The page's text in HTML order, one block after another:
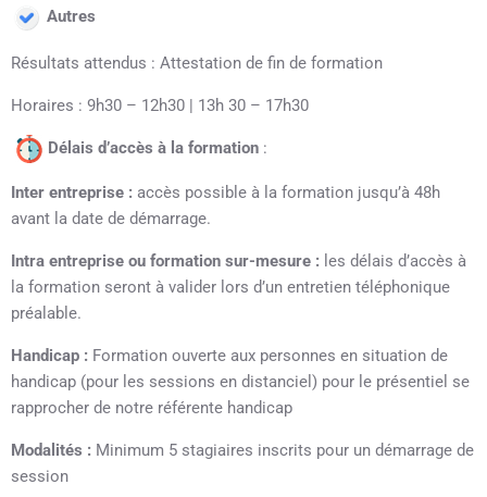
Autres
Résultats attendus : Attestation de fin de formation
Horaires : 9h30 – 12h30 | 13h 30 – 17h30
Délais d’accès à la formation :
Inter entreprise : accès possible à la formation jusqu’à 48h
avant la date de démarrage.
Intra entreprise ou formation sur-mesure : les délais d’accès à
la formation seront à valider lors d’un entretien téléphonique
préalable.
Handicap : Formation ouverte aux personnes en situation de
handicap (pour les sessions en distanciel) pour le présentiel se
rapprocher de notre référente handicap
Modalités : Minimum 5 stagiaires inscrits pour un démarrage de
session